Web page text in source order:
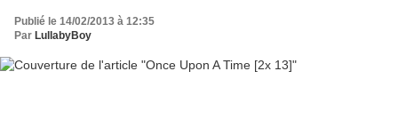
Publié le 14/02/2013 à 12:35
Par LullabyBoy